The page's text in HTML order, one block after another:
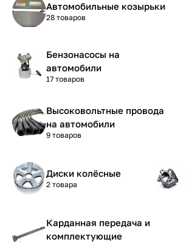
Автомобильные козырьки
28 товаров
Бензонасосы на
автомобили
17 товаров
Высоковольтные провода
на автомобили
9 товаров
Диски колёсные
2 товара
Карданная передача и
комплектующие